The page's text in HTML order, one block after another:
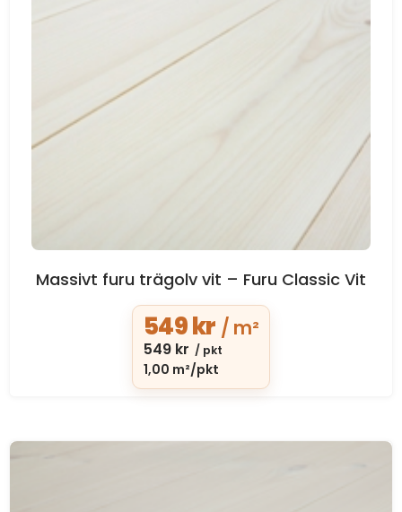
Massivt furu trägolv vit – Furu Classic Vit
549kr / m²
549 kr / pkt
1,00 m²/pkt